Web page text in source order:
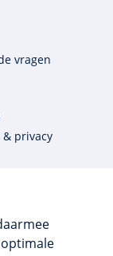
vragen
privacy